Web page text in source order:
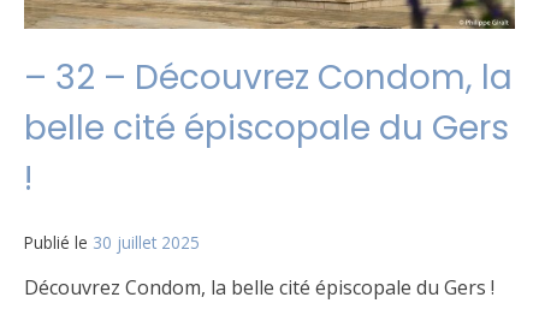
– 32 – Découvrez Condom, la
belle cité épiscopale du Gers
!
Publié le 30 juillet 2025
Découvrez Condom, la belle cité épiscopale du Gers !